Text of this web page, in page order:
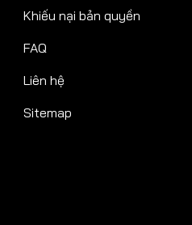
Khiếu nại bản quyền
FAQ
Liên hệ
Sitemap